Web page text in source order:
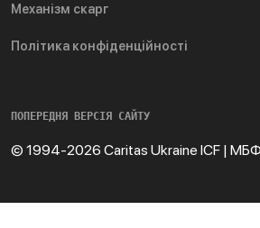
Механізм скарг
Політика конфіденційності
ПОПЕРЕДНЯ ВЕРСІЯ САЙТУ
© 1994-2026 Caritas Ukraine ICF | МБФ